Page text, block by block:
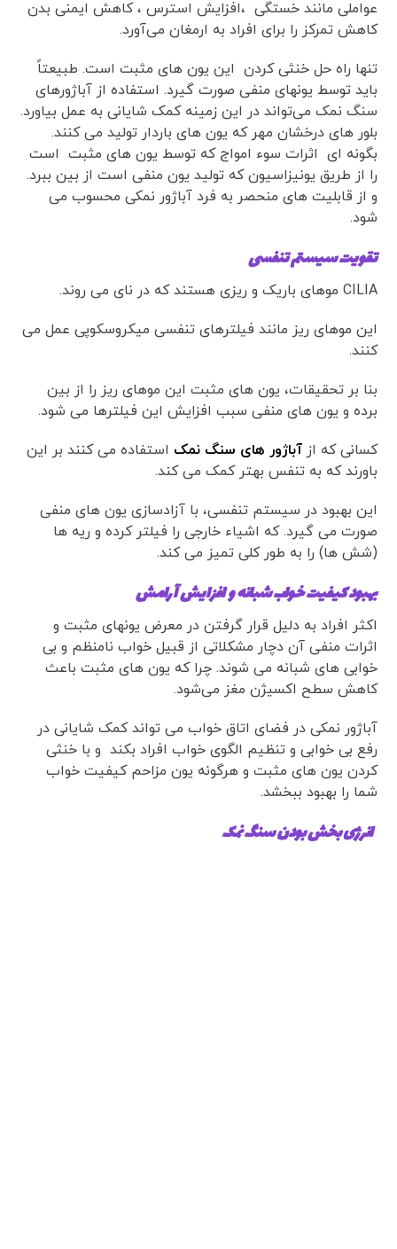
عواملی مانند خستگی ،افزایش استرس ، کاهش ایمنی بدن
کاهش تمرکز را برای افراد به ارمغان می‌آورد.
تنها راه حل خنثی کردن این یون های مثبت است. طبیعتاً
باید توسط یونهای منفی صورت گیرد. استفاده از آباژورهای
سنگ نمک می‌تواند در این زمینه کمک شایانی به عمل بیاورد.
بلور های درخشان مهر که یون های باردار تولید می کنند.
بگونه ای اثرات سوء امواج که توسط یون های مثبت است
را از طریق یونیزاسیون که تولید یون منفی است از بین ببرد.
و از قابلیت های منحصر به فرد آباژور نمکی محسوب می
شود.
تقویت سیستم تنفسی
CILIA موهای باریک و ریزی هستند که در نای می روند.
این موهای ریز مانند فیلترهای تنفسی میکروسکوپی عمل می
کنند.
بنا بر تحقیقات، یون های مثبت این موهای ریز را از بین
برده و یون های منفی سبب افزایش این فیلترها می شود.
کسانی که ازآباژور های سنگ نمک استفاده می کنند بر این
باورند که به تنفس بهتر کمک می کند.
این بهبود در سیستم تنفسی، با آزادسازی یون های منفی
صورت می گیرد. که اشیاء خارجی را فیلتر کرده و ریه ها
(شش ها) را به طور کلی تمیز می کند.
بهبود کیفیت خواب شبانه و افزایش آرامش
اکثر افراد به دلیل قرار گرفتن در معرض یونهای مثبت و
اثرات منفی آن دچار مشکلاتی از قبیل خواب نامنظم و بی
خوابی های شبانه می شوند. چرا که یون های مثبت باعث
کاهش سطح اکسیژن مغز می‌شود.
آباژور نمکی در فضای اتاق خواب می تواند کمک شایانی در
رفع بی خوابی و تنظیم الگوی خواب افراد بکند و با خنثی
کردن یون های مثبت و هرگونه یون مزاحم کیفیت خواب
شما را بهبود ببخشد.
انرژی بخش بودن سنگ نمک